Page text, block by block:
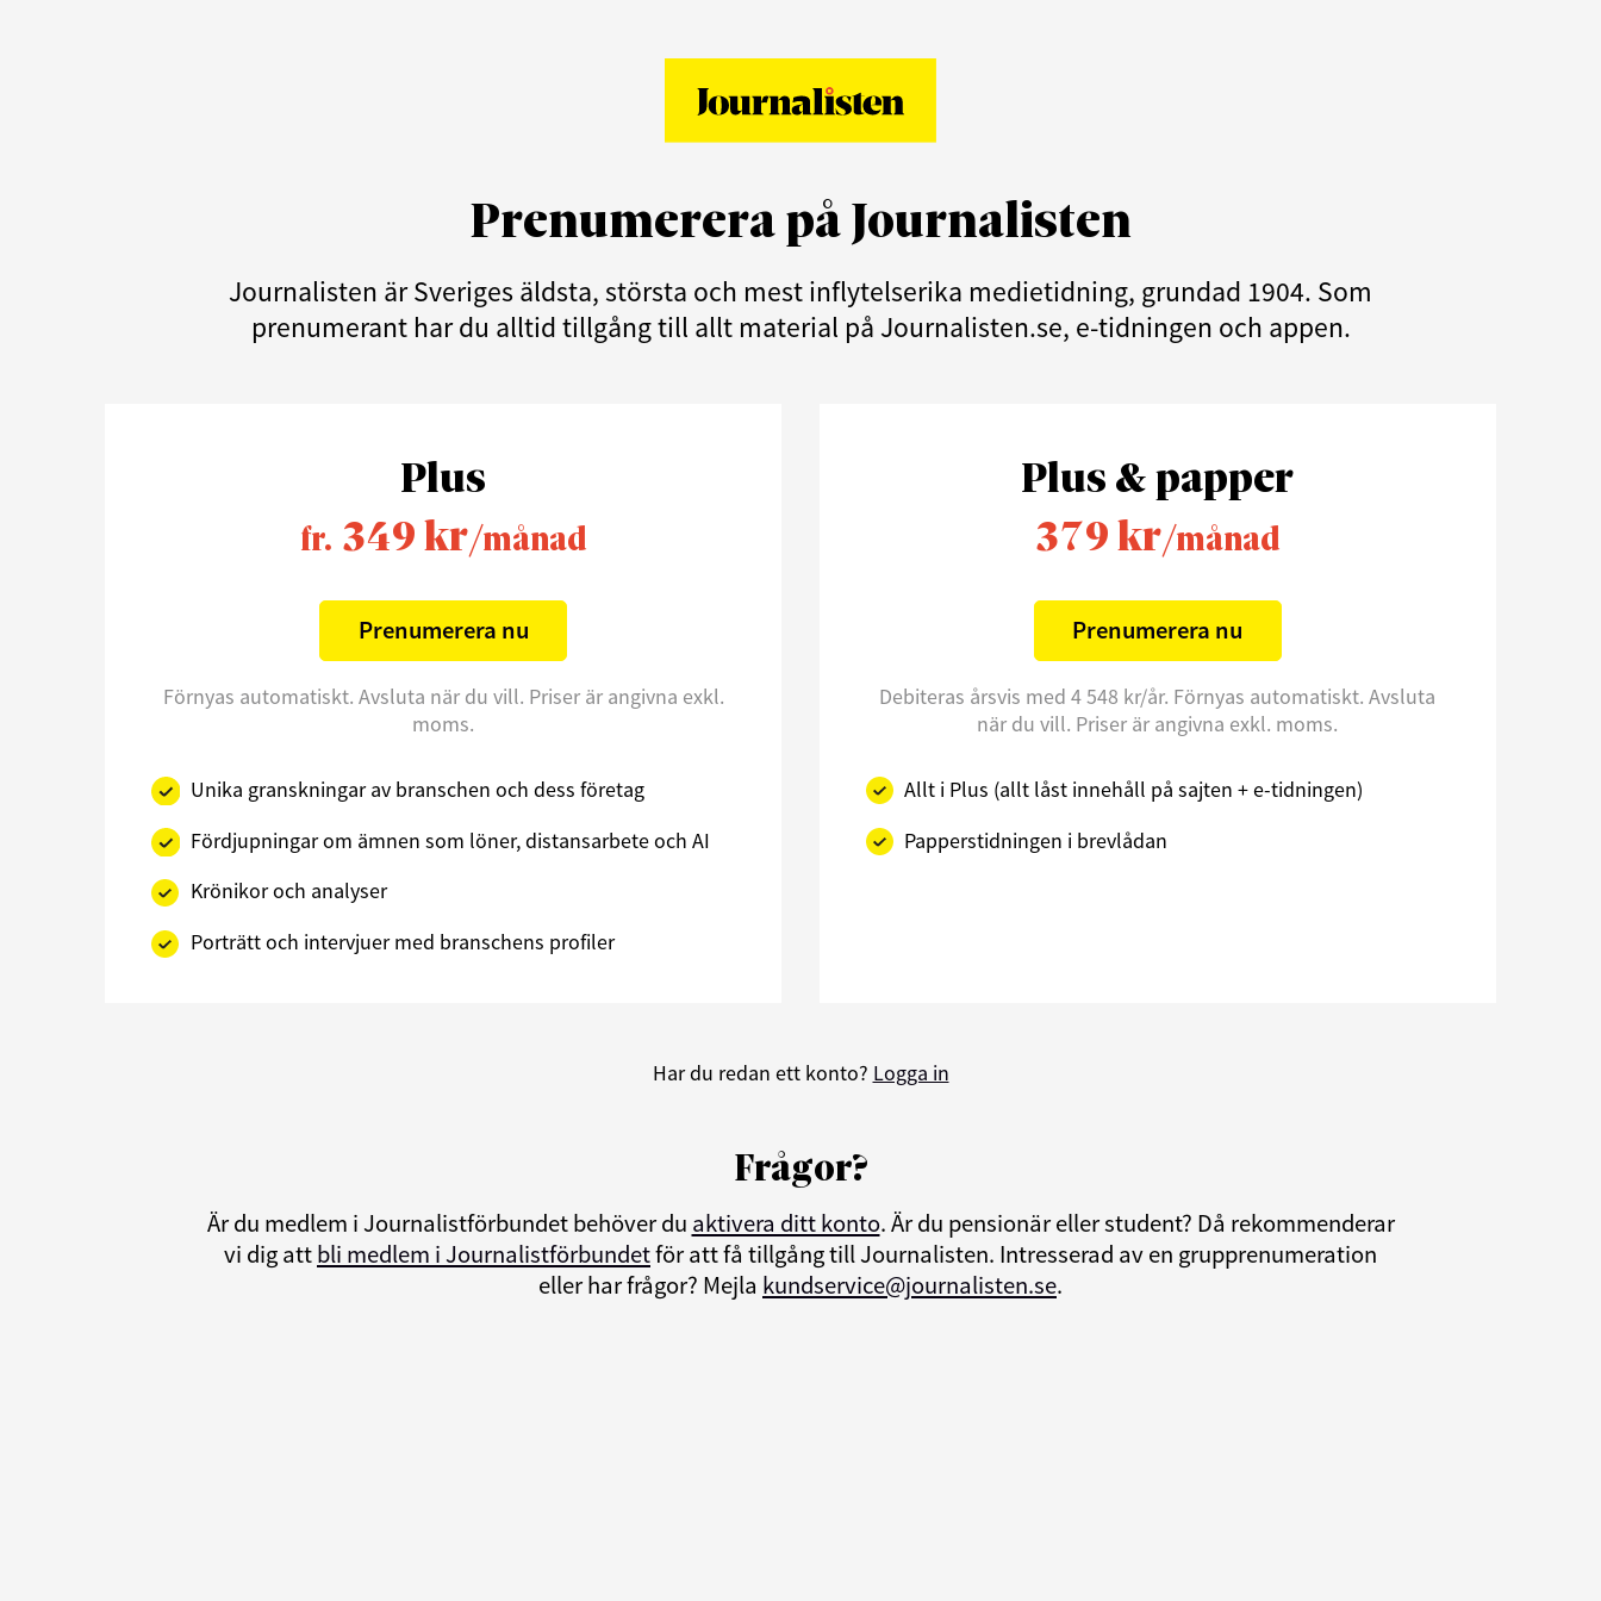
Prenumerera på Journalisten
Journalisten är Sveriges äldsta, största och mest inflytelserika medietidning, grundad 1904. Som
prenumerant har du alltid tillgång till allt material på Journalisten.se, e-tidningen och appen.
Plus
fr. 349 kr/månad
Prenumerera nu
Förnyas automatiskt. Avsluta när du vill. Priser är angivna exkl.
moms.
Unika granskningar av branschen och dess företag
Fördjupningar om ämnen som löner, distansarbete och AI
Krönikor och analyser
Porträtt och intervjuer med branschens profiler
Plus & papper
379 kr/månad
Prenumerera nu
Debiteras årsvis med 4 548 kr/år. Förnyas automatiskt. Avsluta
när du vill. Priser är angivna exkl. moms.
Allt i Plus (allt låst innehåll på sajten + e-tidningen)
Papperstidningen i brevlådan
Har du redan ett konto? Logga in
Frågor?
Är du medlem i Journalistförbundet behöver du aktivera ditt konto. Är du pensionär eller student? Då rekommenderar
vi dig attbli medlem i Journalistförbundetför att få tillgång till Journalisten. Intresserad av en grupprenumeration
eller har frågor? Mejla kundservice@journalisten.se.